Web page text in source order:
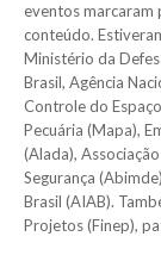
eventos marcaram
conteúdo.
Ministério da
Brasil, Agência
Controle do
Pecuária (Mapa),
(Alada),
Segurança
Brasil (AIAB).
Projetos (Finep),